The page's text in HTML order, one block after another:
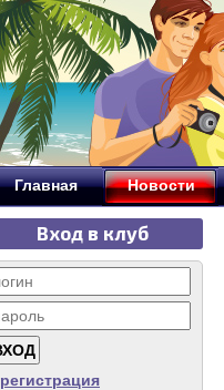
Главная Новости
Вход в клуб
регистрация